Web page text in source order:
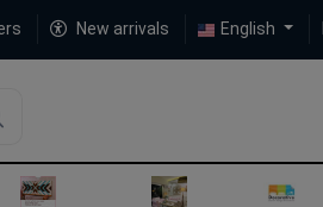
New arrivals English